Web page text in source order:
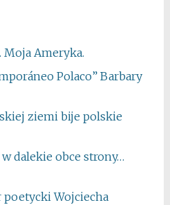
Moja Ameryka.
Polaco” Barbary
ziemi bije polskie
dalekie obce strony…
Wojciecha